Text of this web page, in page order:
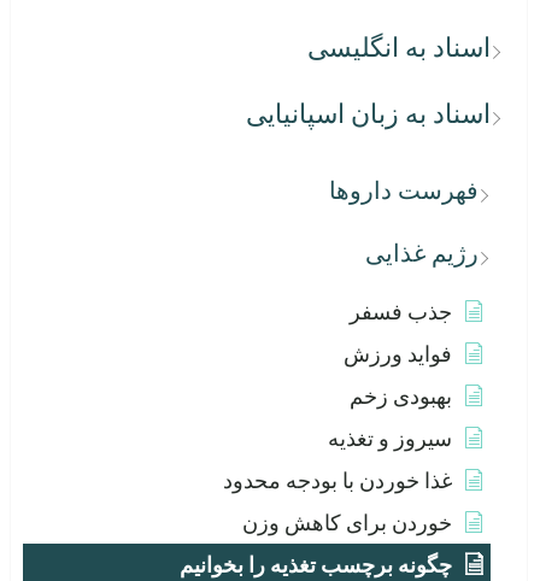
اسناد به انگلیسی
اسناد به زبان اسپانیایی
فهرست داروها
رژیم غذایی
جذب فسفر
فواید ورزش
بهبودی زخم
سیروز و تغذیه
غذا خوردن با بودجه محدود
خوردن برای کاهش وزن
چگونه برچسب تغذیه را بخوانیم